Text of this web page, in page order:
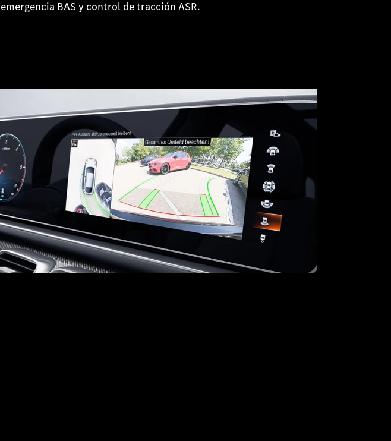
emergencia BAS y control de tracción ASR.